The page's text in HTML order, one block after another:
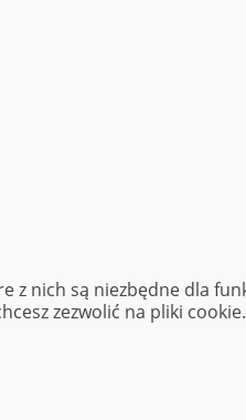
z nich są niezbędne dla
zezwolić na pliki